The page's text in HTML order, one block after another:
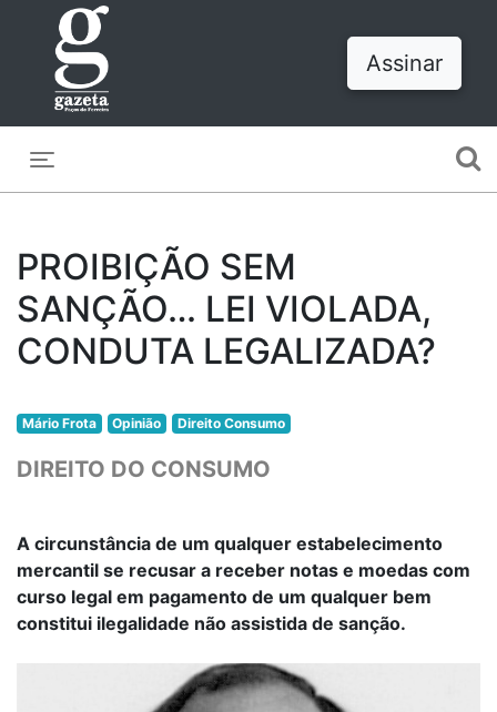
Assinar
PROIBIÇÃO SEM
SANÇÃO… LEI VIOLADA,
CONDUTA LEGALIZADA?
Mário Frota Opinião Direito Consumo
DIREITO DO CONSUMO
A circunstância de um qualquer estabelecimento
mercantil se recusar a receber notas e moedas com
curso legal em pagamento de um qualquer bem
constitui ilegalidade não assistida de sanção.